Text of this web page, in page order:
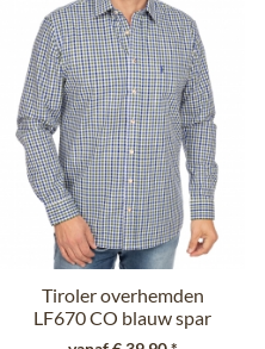
Tiroler overhemden
LF670 CO blauw spar
(Comfort...